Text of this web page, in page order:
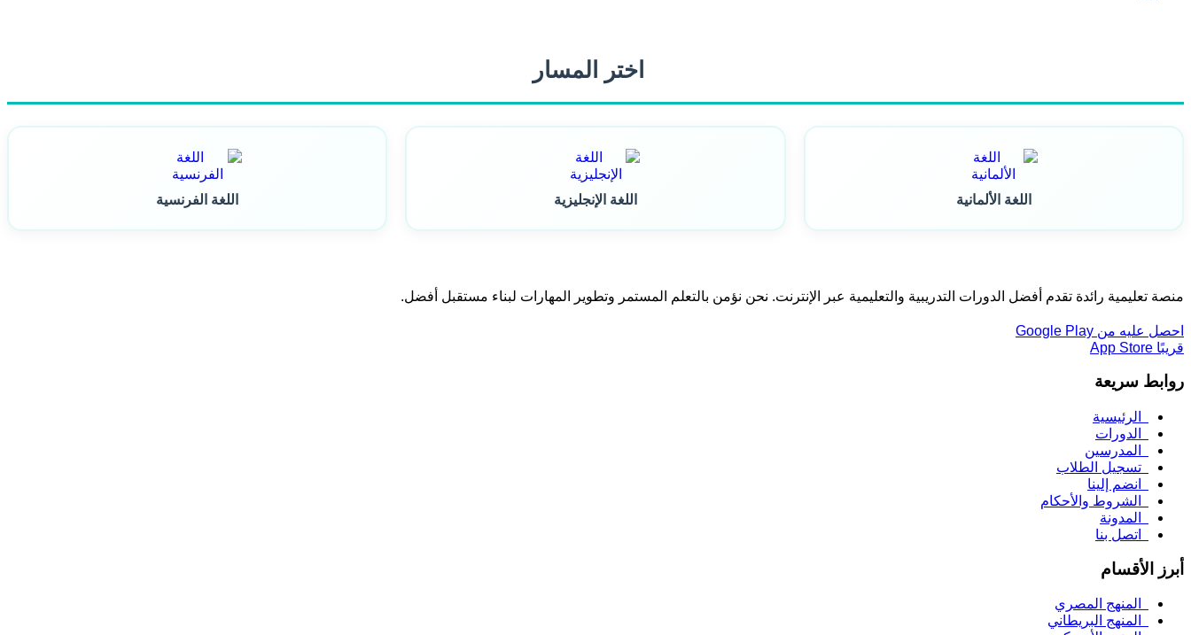
اختر المسار
اللغة الألمانية اللغة الإنجليزية اللغة الفرنسية
منصة تعليمية رائدة تقدم أفضل الدورات التدريبية والتعليمية عبر الإنترنت. نحن نؤمن بالتعلم المستمر وتطوير المهارات لبناء مستقبل أفضل.
احصل عليه من Google Play
قريبًا App Store
روابط سريعة
الرئيسية
الدورات
المدرسين
تسجيل الطلاب
انضم إلينا
الشروط والأحكام
المدونة
اتصل بنا
أبرز الأقسام
المنهج المصري
المنهج البريطاني